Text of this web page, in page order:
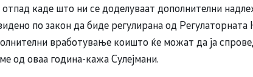
каде што ни се доделуваат дополнителни
по закон да биде регулирана од Регулаторната
вработување коишто ќе можат да ја
од оваа година-кажа Сулејмани.